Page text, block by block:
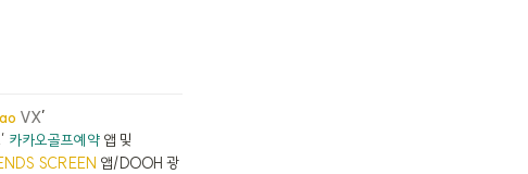
VX’
카카오골프예약 앱 및
SCREEN 앱/DOOH 광